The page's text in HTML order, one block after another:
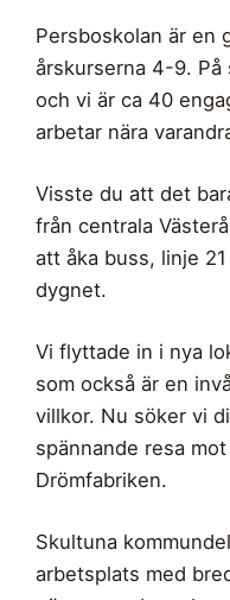
Persboskolan är en
årskurserna 4-9.
och vi är ca 40
arbetar nära
Visste du att det
från centrala
att åka buss, linje
dygnet.
Vi flyttade in i nya
som också är en
villkor. Nu söker vi
spännande resa
Drömfabriken.
Skultuna
arbetsplats med